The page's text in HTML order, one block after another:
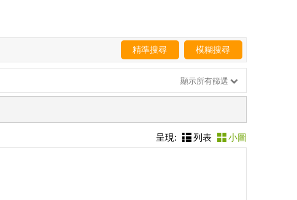
精準搜尋 模糊搜尋
顯示所有篩選
呈現: 列表 小圖